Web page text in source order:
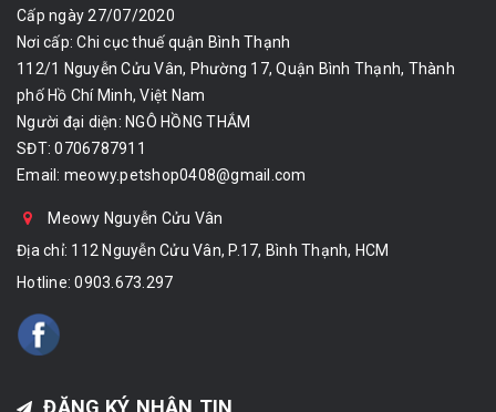
Cấp ngày 27/07/2020
Nơi cấp: Chi cục thuế quận Bình Thạnh
112/1 Nguyễn Cửu Vân, Phường 17, Quận Bình Thạnh, Thành
phố Hồ Chí Minh, Việt Nam
Người đại diện: NGÔ HỒNG THẮM
SĐT: 0706787911
Email: meowy.petshop0408@gmail.com
Meowy Nguyễn Cửu Vân
Địa chỉ: 112 Nguyễn Cửu Vân, P.17, Bình Thạnh, HCM
Hotline:0903.673.297
ĐĂNG KÝ NHẬN TIN